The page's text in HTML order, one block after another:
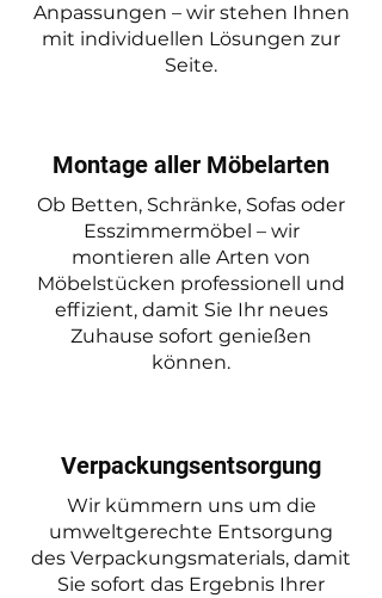
Anpassungen – wir stehen Ihnen
mit individuellen Lösungen zur
Seite.
Montage aller Möbelarten
Ob Betten, Schränke, Sofas oder
Esszimmermöbel – wir
montieren alle Arten von
Möbelstücken professionell und
effizient, damit Sie Ihr neues
Zuhause sofort genießen
können.
Verpackungsentsorgung
Wir kümmern uns um die
umweltgerechte Entsorgung
des Verpackungsmaterials, damit
Sie sofort das Ergebnis Ihrer